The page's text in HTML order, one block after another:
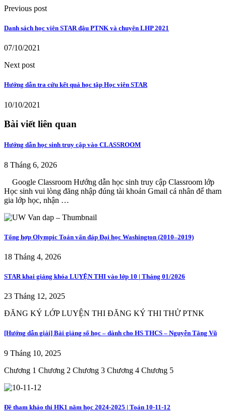
Previous post
Danh sách học viên STAR đậu PTNK và chuyên LHP 2021
07/10/2021
Next post
Hướng dẫn tra cứu kết quả học tập Học viên STAR
10/10/2021
Bài viết liên quan
Hướng dẫn học sinh truy cập vào CLASSROOM
8 Tháng 6, 2026
Google Classroom Hướng dẫn học sinh truy cập Classroom lớp
Học sinh vui lòng đăng nhập đúng tài khoản Gmail cá nhân để tham
gia lớp học, nhận …
Tổng hợp Olympic Toán vấn đáp Đại học Washington (2010–2019)
18 Tháng 4, 2026
STAR khai giảng khóa LUYỆN THI vào lớp 10 | Tháng 01/2026
23 Tháng 12, 2025
ĐĂNG KÝ LỚP LUYỆN THI ĐĂNG KÝ THI THỬ PTNK
[Hướng dẫn giải] Bài giảng số học – dành cho HS THCS – Nguyễn Tăng Vũ
9 Tháng 10, 2025
Chương 1 Chương 2 Chương 3 Chương 4 Chương 5
Đề tham khảo thi HK1 năm học 2024-2025 | Toán 10-11-12